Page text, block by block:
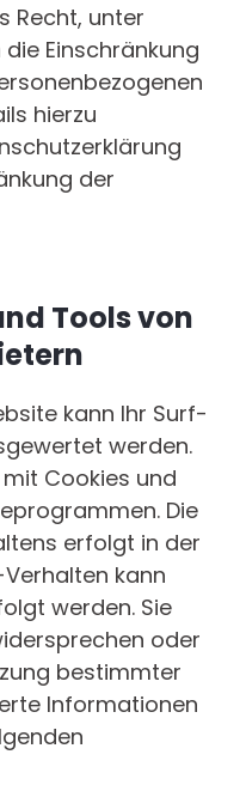
Recht, unter
Einschränkung
hierzu
der
Tools von
kann Ihr Surf-
werden.
Cookies und
Die
erfolgt in der
kann
werden. Sie
oder
bestimmter
Informationen